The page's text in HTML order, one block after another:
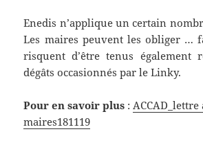
Enedis n’applique un certain
Les maires peuvent les obliger …
risquent d’être tenus également
dégâts occasionnés par le Linky.
Pour en savoir plus :ACCAD_lettre
maires181119